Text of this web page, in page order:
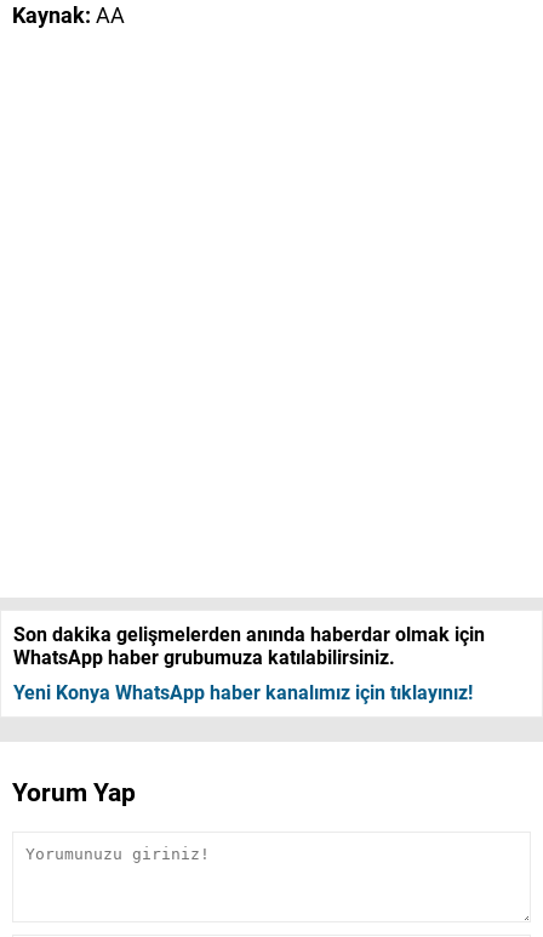
Kaynak: AA
Son dakika gelişmelerden anında haberdar olmak için
WhatsApp haber grubumuza katılabilirsiniz.
Yeni Konya WhatsApp haber kanalımız için tıklayınız!
Yorum Yap